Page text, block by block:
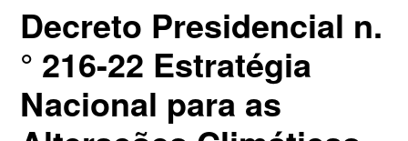
Decreto Presidencial n.
° 216-22 Estratégia
Nacional para as